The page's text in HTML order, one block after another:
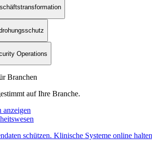
Operations
Branchen
auf Ihre Branche.
anzeigen
schützen. Klinische Systeme online